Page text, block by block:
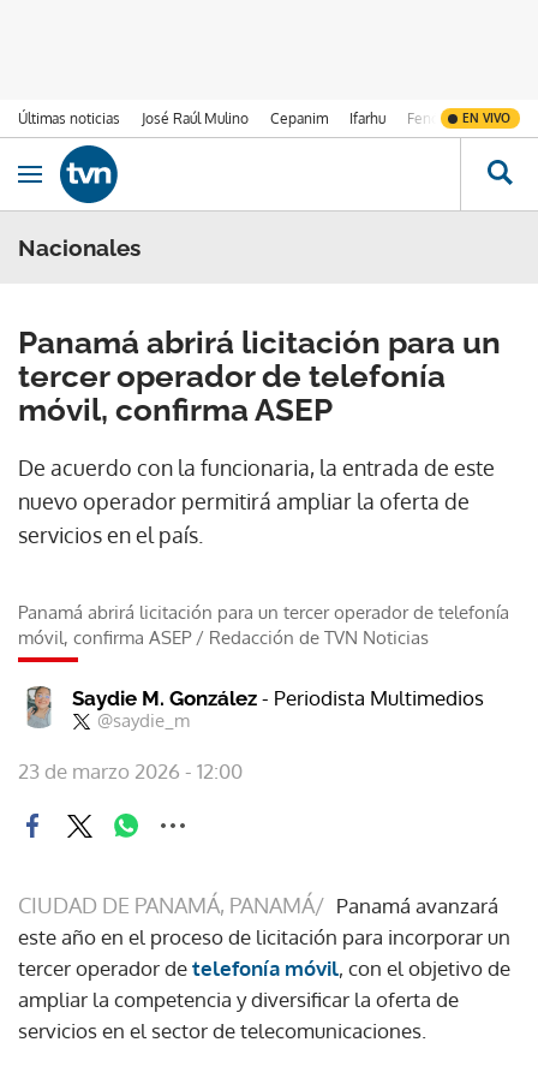
Últimas noticias José Raúl Mulino Cepanim Ifarhu Fenómeno de El
EN VIVO
Ir al contenido
Obrir navegació
Nacionales
Panamá abrirá licitación para un
tercer operador de telefonía
móvil, confirma ASEP
De acuerdo con la funcionaria, la entrada de este
nuevo operador permitirá ampliar la oferta de
servicios en el país.
Panamá abrirá licitación para un tercer operador de telefonía
móvil, confirma ASEP/ Redacción de TVN Noticias
Saydie M. González - Periodista Multimedios
@saydie_m
23 de marzo 2026 - 12:00
CIUDAD DE PANAMÁ, PANAMÁ/ Panamá avanzará
este año en el proceso de licitación para incorporar un
tercer operador detelefonía móvil, con el objetivo de
ampliar la competencia y diversificar la oferta de
servicios en el sector de telecomunicaciones.